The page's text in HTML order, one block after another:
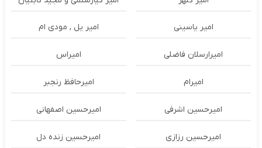
امیر یاسینی امیر یل , مودی ام
امیرارسلان فاضلی امیراس
امیرام امیرحافظ رنجبر
امیرحسین اشرفی امیرحسین اصفهانی
امیرحسین رزازی امیرحسین زنده دل